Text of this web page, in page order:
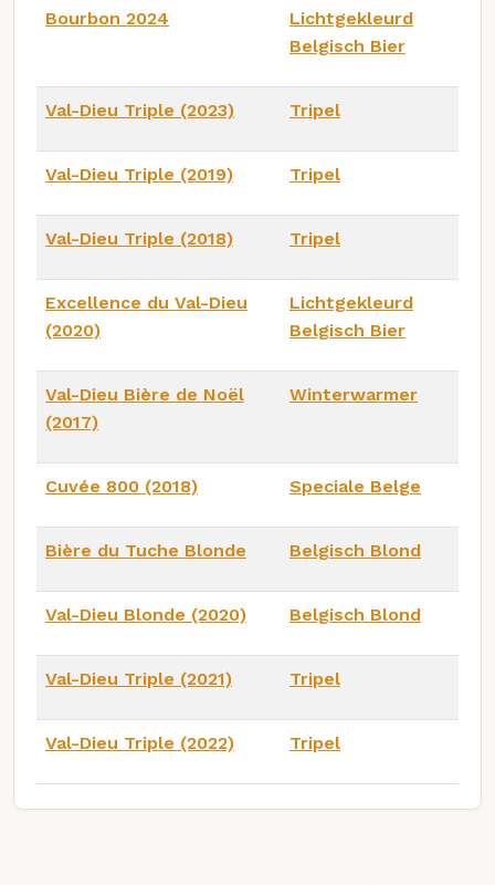
Bourbon 2024
Lichtgekleurd
Belgisch Bier
Val-Dieu Triple (2023) Tripel
Val-Dieu Triple (2019) Tripel
Val-Dieu Triple (2018) Tripel
Excellence du Val-Dieu
(2020)
Lichtgekleurd
Belgisch Bier
Val-Dieu Bière de Noël
(2017)
Winterwarmer
Cuvée 800 (2018) Speciale Belge
Bière du Tuche Blonde Belgisch Blond
Val-Dieu Blonde (2020) Belgisch Blond
Val-Dieu Triple (2021) Tripel
Val-Dieu Triple (2022) Tripel